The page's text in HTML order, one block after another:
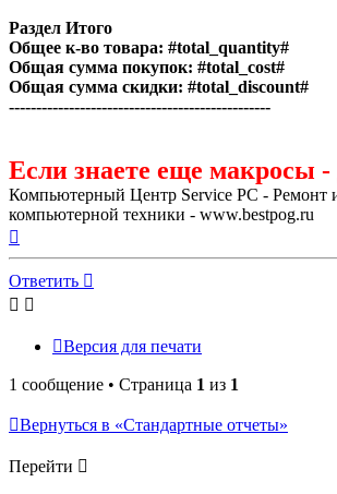
Раздел Итого
Общее к-во товара: #total_quantity#
Общая сумма покупок: #total_cost#
Общая сумма скидки: #total_discount#
------------------------------------------------
Если знаете еще макросы -
Компьютерный Центр Service PC - Ремонт
компьютерной техники - www.bestpog.ru
к
началу
Ответить
Версия для печати
1 сообщение • Страница 1 из 1
Вернуться в «Стандартные отчеты»
Перейти